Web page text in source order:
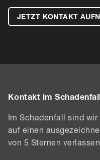
JETZT KONTAKT
Kontakt im
Im Schadenfall sind
auf einen
von 5 Sternen